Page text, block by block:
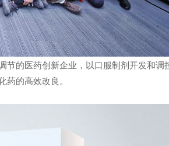
节的医药创新企业，以口服制剂开发和调
的高效改良。